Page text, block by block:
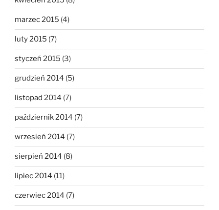
marzec 2015 (4)
luty 2015 (7)
styczeń 2015 (3)
grudzień 2014 (5)
listopad 2014 (7)
październik 2014 (7)
wrzesień 2014 (7)
sierpień 2014 (8)
lipiec 2014 (11)
czerwiec 2014 (7)